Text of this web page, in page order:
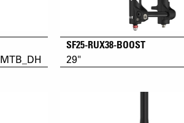
MTB_DH
SF25-RUX38-BOOST
29"